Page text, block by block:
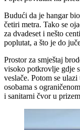
Budući da je hangar
četiri metra. Tako se
za dvadeset i nešto
poplutat, a što je do
Prostor za smještaj
visoko potkrovlje gdje
veslače. Potom se
osobama s
i sanitarni čvor u